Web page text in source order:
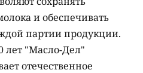
и обеспечивать
партии продукции.
лет "Масло-Дел"
отечественное